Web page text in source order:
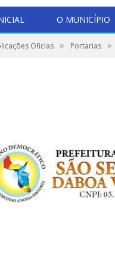
O MUNICÍPIO
Oficias » Portarias »